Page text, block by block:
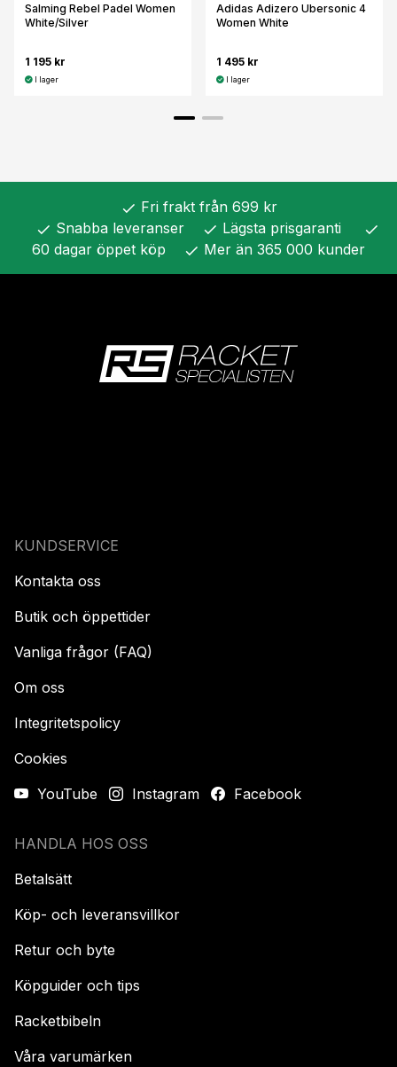
Salming Rebel Padel Women
White/Silver
1 195 kr
I lager
Adidas Adizero Ubersonic 4
Women White
1 495 kr
I lager
check Fri frakt från 699 kr
check Snabba leveranser check Lägsta prisgaranti check
60 dagar öppet köp check Mer än 365 000 kunder
KUNDSERVICE
Kontakta oss
Butik och öppettider
Vanliga frågor (FAQ)
Om oss
Integritetspolicy
Cookies
YouTube
Instagram Facebook
HANDLA HOS OSS
Betalsätt
Köp- och leveransvillkor
Retur och byte
Köpguider och tips
Racketbibeln
Våra varumärken